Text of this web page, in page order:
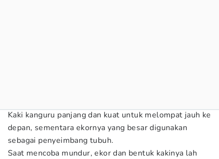
Kaki kanguru panjang dan kuat untuk melompat jauh ke
depan, sementara ekornya yang besar digunakan
sebagai penyeimbang tubuh.
Saat mencoba mundur, ekor dan bentuk kakinya lah